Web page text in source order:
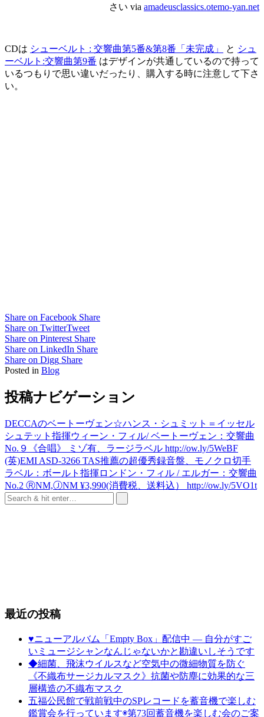
さい via amadeusclassics.otemo-yan.net
CDは シューベルト : 交響曲第5番&第8番「未完成」 と シュ
ーベルト:交響曲第9番 はデザインが共通しているので持って
いるつもりで思い違いだったり、購入する時に注意して下さ
い。
Share on Facebook Share
Share on TwitterTweet
Share on Pinterest Share
Share on LinkedIn Share
Share on Digg Share
Posted in Blog
投稿ナビゲーション
DECCAのベートーヴェン☆ハンス・シュミット＝イッセル
シュテット指揮ウィーン・フィル/ ベートーヴェン：交響曲
No.９《合唱》 ミゾ有、ラージラベル http://ow.ly/5WeBF
(英)EMI ASD-3266 TAS推薦の超優秀録音盤、モノクロ切手
ラベル：ボールト指揮ロンドン・フィル / エルガー：交響曲
No.2 ⓇNM,ⒿNM ¥3,990(消費税、送料込） http://ow.ly/5VO1t
最近の投稿
♥ニューアルバム「Empty Box」配信中 ― 自分がすご
いミュージシャンなんじゃないかと勘違いしそうです
◆細菌、飛沫ウイルスなど空気中の微細物質を防ぐ
《不織布サージカルマスク》抗菌や防塵に効果的な三
層構造の不織布マスク
五福公民館で戦前戦中のSPレコードを蓄音機で楽しむ
鑑賞会を行っています◉第73回蓄音機を楽しむ会のご案